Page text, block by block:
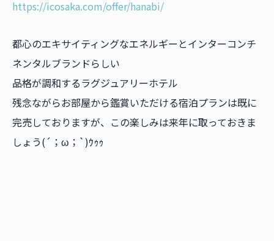
https://icosaka.com/offer/hanabi/
都心のエキサイティングなエネルギーとインターコンチ
ネンタルブランドらしい
品格が調和するラグジュアリーホテル
残念ながらお部屋から鑑賞いただける宿泊プランは既に
完売しておりますが、この楽しみは来年に取っておきま
しょう(´；ω；`)ｳｩｩ